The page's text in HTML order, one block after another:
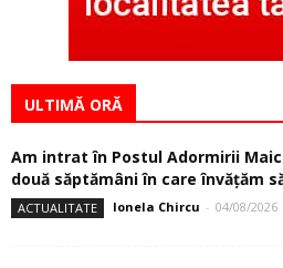
ULTIMĂ ORĂ
Am intrat în Postul Adormirii
două săptămâni în care învăţăm
ACTUALITATE Ionela Chircu - 04/08/2026